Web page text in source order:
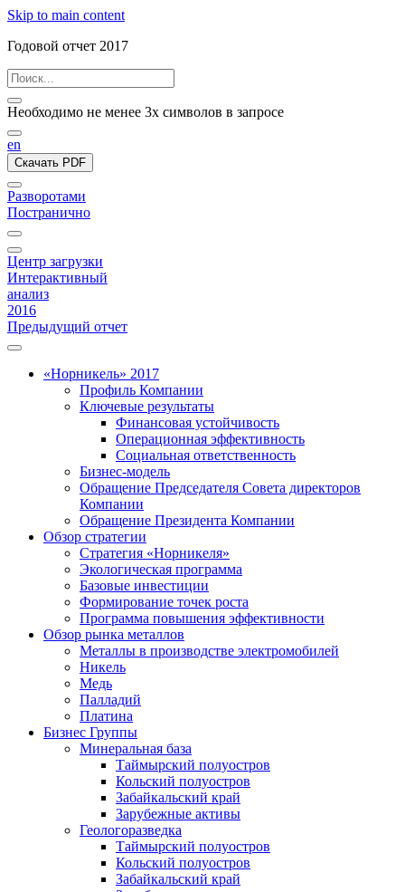
Skip to main content
Годовой отчет 2017
Необходимо не менее 3х символов в запросе
en
Скачать PDF
Разворотами
Постранично
Центр загрузки
Интерактивный
анализ
2016
Предыдущий отчет
«Норникель» 2017
Профиль Компании
Ключевые результаты
Финансовая устойчивость
Операционная эффективность
Социальная ответственность
Бизнес-модель
Обращение Председателя Совета директоров
Компании
Обращение Президента Компании
Обзор стратегии
Стратегия «Норникеля»
Экологическая программа
Базовые инвестиции
Формирование точек роста
Программа повышения эффективности
Обзор рынка металлов
Металлы в производстве электромобилей
Никель
Медь
Палладий
Платина
Бизнес Группы
Минеральная база
Таймырский полуостров
Кольский полуостров
Забайкальский край
Зарубежные активы
Геологоразведка
Таймырский полуостров
Кольский полуостров
Забайкальский край